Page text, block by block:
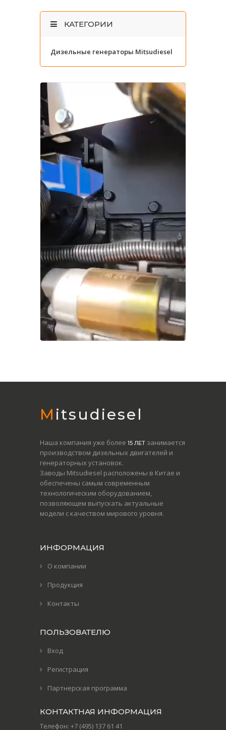
КАТЕГОРИИ
Дизельные генераторы Mitsudiesel
Mitsudiesel
Наша компания уже более 15 ЛЕТ занимается
производством дизельных двигателей и
генераторных установок.
Заводы Mitsudiesel расположены в Китае и
обеспечены самым современным
технологическим оборудованием,
позволяющем выпускать актуальные
модели с качеством мирового уровня.
ИНФОРМАЦИЯ
О компании
Продукция
Контакты
ПОЛЬЗОВАТЕЛЮ
Вход
Регистрация
Партнерская программа
КОНТАКТНАЯ ИНФОРМАЦИЯ
Телефон: +7 (495) 137 61 41